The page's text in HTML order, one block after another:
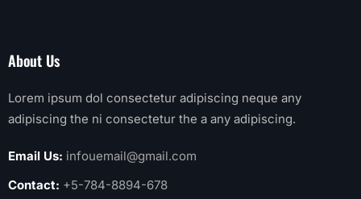
About Us
Lorem ipsum dol consectetur adipiscing neque any
adipiscing the ni consectetur the a any adipiscing.
Email Us: infouemail@gmail.com
Contact: +5-784-8894-678